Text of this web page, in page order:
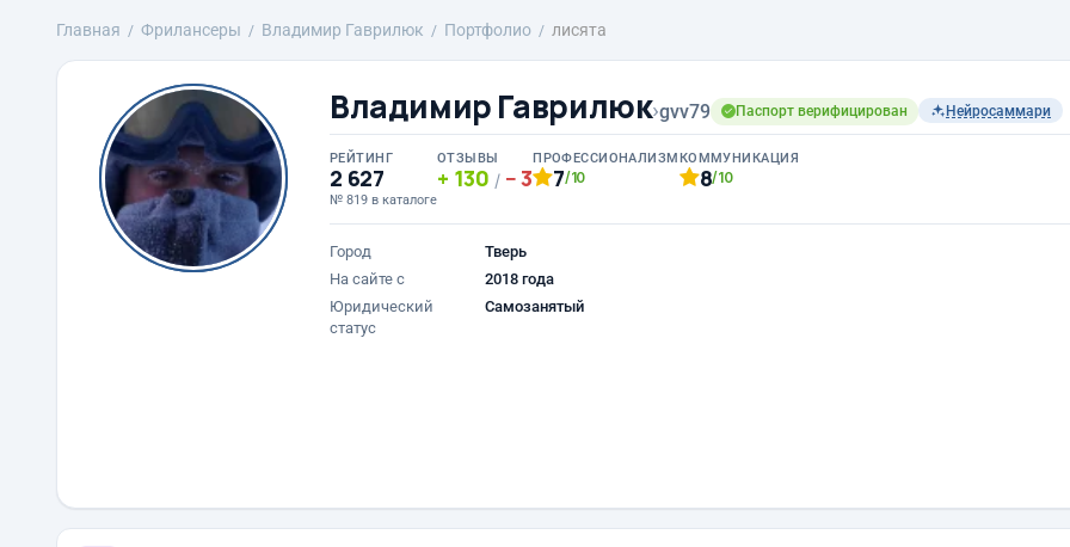
Главная Фрилансеры Владимир Гаврилюк Портфолио лисята
Владимир Гаврилюк›gvv79 Паспорт верифицирован Нейросаммари
РЕЙТИНГ
2 627
№ 819 в каталоге
ОТЗЫВЫ
130 / 3
ПРОФЕССИОНАЛИЗМ
7/10
КОММУНИКАЦИЯ
8/10
Город
Тверь
На сайте с
2018 года
Юридический
статус
Самозанятый